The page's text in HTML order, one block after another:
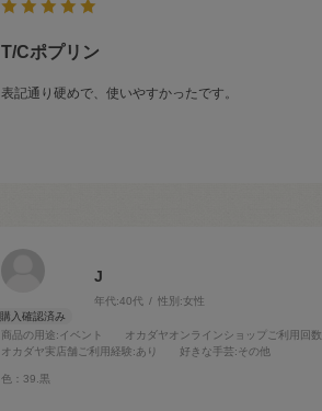
T/Cポプリン
表記通り硬めで、使いやすかったです。
J
年代:40代 性別:女性
商品の用途:イベント オカダヤオンラインショップご利用回数
オカダヤ実店舗ご利用経験:あり 好きな手芸:その他
色：39.黒